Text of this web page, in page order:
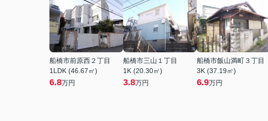
船橋市前原西２丁目
1LDK (46.67㎡)
6.8万円
船橋市三山１丁目
1K (20.30㎡)
3.8万円
船橋市飯山満町３丁目
3K (37.19㎡)
6.9万円